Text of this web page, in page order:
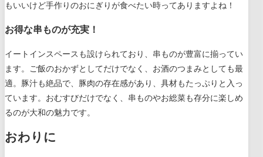
もいいけど手作りのおにぎりが食べたい時ってありますよね！
お得な串ものが充実！
イートインスペースも設けられており、串ものが豊富に揃ってい
ます。ご飯のおかずとしてだけでなく、お酒のつまみとしても最
適。豚汁も絶品で、豚肉の存在感があり、具材もたっぷりと入っ
ています。おむすびだけでなく、串ものやお総菜も存分に楽しめ
るのが大和の魅力です。
おわりに